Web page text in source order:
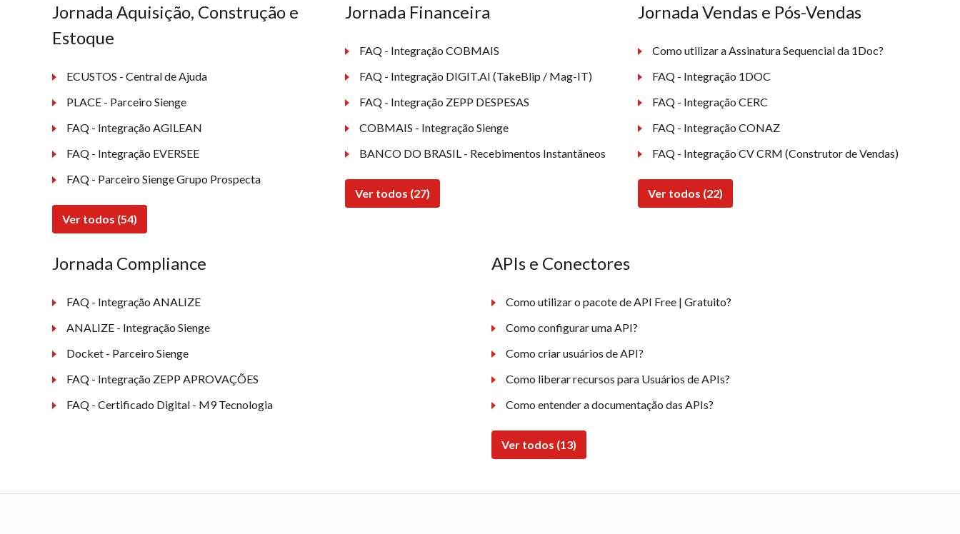
Jornada Aquisição, Construção e
Estoque
ECUSTOS - Central de Ajuda
PLACE - Parceiro Sienge
FAQ - Integração AGILEAN
FAQ - Integração EVERSEE
FAQ - Parceiro Sienge Grupo Prospecta
Ver todos (54)
Jornada Financeira
FAQ - Integração COBMAIS
FAQ - Integração DIGIT.AI (TakeBlip / Mag-IT)
FAQ - Integração ZEPP DESPESAS
COBMAIS - Integração Sienge
BANCO DO BRASIL - Recebimentos Instantâneos
Ver todos (27)
Jornada Vendas e Pós-Vendas
Como utilizar a Assinatura Sequencial da 1Doc?
FAQ - Integração 1DOC
FAQ - Integração CERC
FAQ - Integração CONAZ
FAQ - Integração CV CRM (Construtor de Vendas)
Ver todos (22)
Jornada Compliance
FAQ - Integração ANALIZE
ANALIZE - Integração Sienge
Docket - Parceiro Sienge
FAQ - Integração ZEPP APROVAÇÕES
FAQ - Certificado Digital - M9 Tecnologia
APIs e Conectores
Como utilizar o pacote de API Free | Gratuito?
Como configurar uma API?
Como criar usuários de API?
Como liberar recursos para Usuários de APIs?
Como entender a documentação das APIs?
Ver todos (13)